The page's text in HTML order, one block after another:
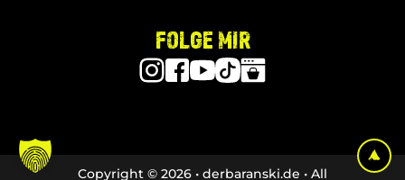
FOLGE MIR
Copyright © 2026 • derbaranski.de • All